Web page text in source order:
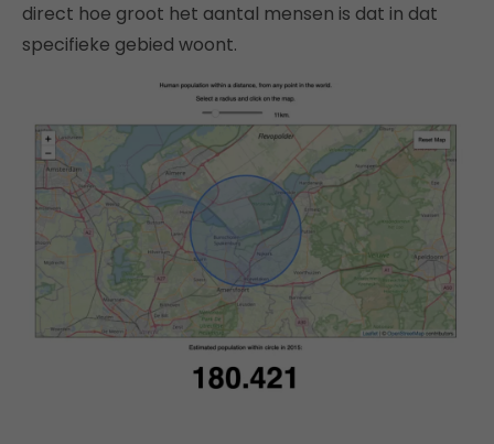
direct hoe groot het aantal mensen is dat in dat
specifieke gebied woont.